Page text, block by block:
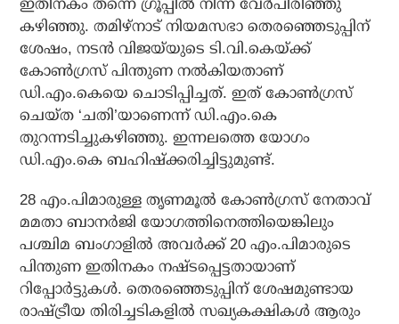
ഇതിനകം തന്നെ ഗ്രൂപ്പില്‍ നിന്ന് വേര്‍പിരിഞ്ഞു
കഴിഞ്ഞു. തമിഴ്നാട് നിയമസഭാ തെരഞ്ഞെടുപ്പിന്
ശേഷം, നടന്‍ വിജയ്‌യുടെ ടി.വി.കെയ്ക്ക്
കോണ്‍ഗ്രസ് പിന്തുണ നല്‍കിയതാണ്
ഡി.എം.കെയെ ചൊടിപ്പിച്ചത്. ഇത് കോണ്‍ഗ്രസ്
ചെയ്ത ‘ചതി’യാണെന്ന് ഡി.എം.കെ
തുറന്നടിച്ചുകഴിഞ്ഞു. ഇന്നലത്തെ യോഗം
ഡി.എം.കെ ബഹിഷ്‌ക്കരിച്ചിട്ടുമുണ്ട്.
28 എം.പിമാരുള്ള തൃണമൂല്‍ കോണ്‍ഗ്രസ് നേതാവ്
മമതാ ബാനര്‍ജി യോഗത്തിനെത്തിയെങ്കിലും
പശ്ചിമ ബംഗാളില്‍ അവര്‍ക്ക് 20 എം.പിമാരുടെ
പിന്തുണ ഇതിനകം നഷ്ടപ്പെട്ടതായാണ്
റിപ്പോര്‍ട്ടുകള്‍. തെരഞ്ഞെടുപ്പിന് ശേഷമുണ്ടായ
രാഷ്ട്രീയ തിരിച്ചടികളില്‍ സഖ്യകക്ഷികള്‍ ആരും